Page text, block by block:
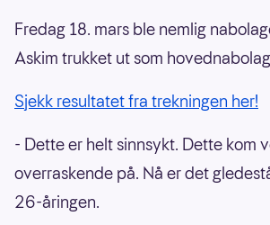
Fredag 18. mars ble nemlig
Askim trukket ut som
Sjekk resultatet fra trekningen her!
- Dette er helt sinnsykt. Dette kom
overraskende på. Nå er det
26-åringen.